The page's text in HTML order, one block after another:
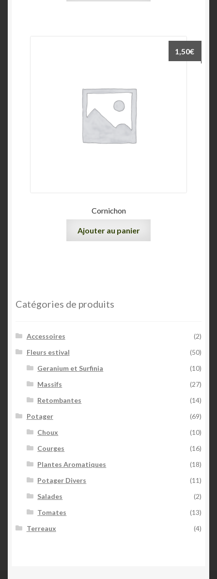
Cornichon
1,50€
Ajouter au panier
Catégories de produits
Accessoires
(2)
Fleurs estival
(50)
Geranium et Surfinia
(10)
Massifs
(27)
Retombantes
(14)
Potager
(69)
Choux
(10)
Courges
(16)
Plantes Aromatiques
(18)
Potager Divers
(11)
Salades
(2)
Tomates
(13)
Terreaux
(4)